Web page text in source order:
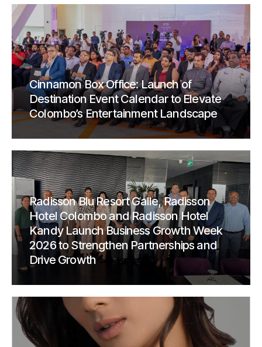
Cinnamon Box Office: Launch of
Destination Event Calendar to Elevate
Colombo’s Entertainment Landscape
Radisson Blu Resort Galle, Radisson
Hotel Colombo and Radisson Hotel
Kandy Launch Business Growth Week
2026 to Strengthen Partnerships and
Drive Growth